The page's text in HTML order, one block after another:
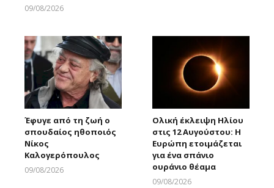
09/08/2026
Έφυγε από τη ζωή ο
σπουδαίος ηθοποιός
Νίκος
Καλογερόπουλος
09/08/2026
Ολική έκλειψη Ηλίου
στις 12 Αυγούστου: Η
Ευρώπη ετοιμάζεται
για ένα σπάνιο
ουράνιο θέαμα
09/08/2026